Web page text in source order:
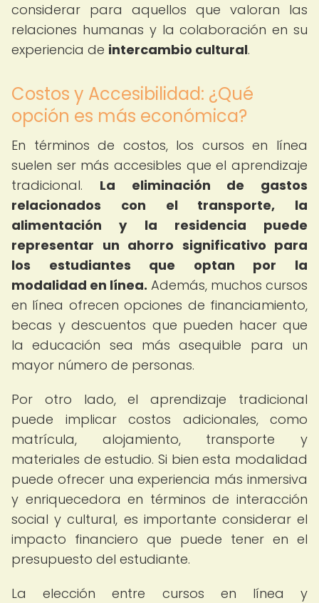
considerar para aquellos que valoran las
relaciones humanas y la colaboración en su
experiencia de intercambio cultural.
Costos y Accesibilidad: ¿Qué
opción es más económica?
En términos de costos, los cursos en línea
suelen ser más accesibles que el aprendizaje
tradicional. La eliminación de gastos
relacionados con el transporte, la
alimentación y la residencia puede
representar un ahorro significativo para
los estudiantes que optan por la
modalidad en línea. Además, muchos cursos
en línea ofrecen opciones de financiamiento,
becas y descuentos que pueden hacer que
la educación sea más asequible para un
mayor número de personas.
Por otro lado, el aprendizaje tradicional
puede implicar costos adicionales, como
matrícula, alojamiento, transporte y
materiales de estudio. Si bien esta modalidad
puede ofrecer una experiencia más inmersiva
y enriquecedora en términos de interacción
social y cultural, es importante considerar el
impacto financiero que puede tener en el
presupuesto del estudiante.
La elección entre cursos en línea y